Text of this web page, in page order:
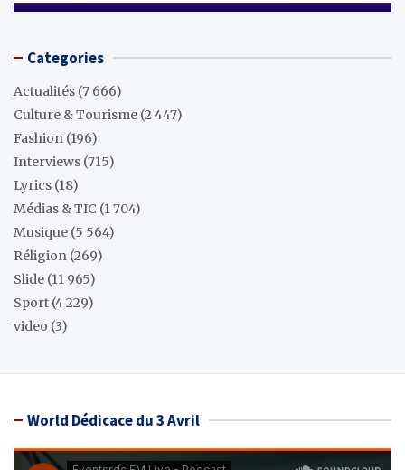
Categories
Actualités (7 666)
Culture & Tourisme (2 447)
Fashion (196)
Interviews (715)
Lyrics (18)
Médias & TIC (1 704)
Musique (5 564)
Réligion (269)
Slide (11 965)
Sport (4 229)
video (3)
World Dédicace du 3 Avril